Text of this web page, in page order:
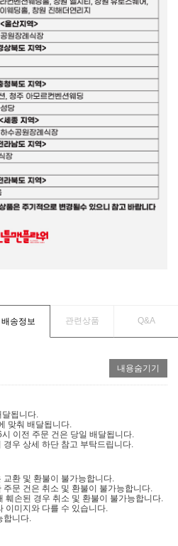
배송정보 관련상품 Q&A
내용숨기기
달됩니다.
맞춰 배달됩니다.
이전 주문 건은 당일 배달됩니다.
우 상세 하단 참고 부탁드립니다.
환 및 환불이 불가능합니다.
문 건은 취소 및 환불이 불가능합니다.
훼손된 경우 취소 및 환불이 불가능합니다.
이미지와 다를 수 있습니다.
합니다.